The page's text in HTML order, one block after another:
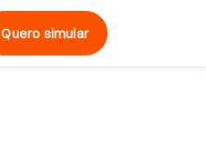
Quero simular